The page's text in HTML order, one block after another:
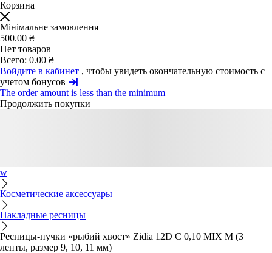
Корзина
Мінімальне замовлення
500.00 ₴
Нет товаров
Всего: 0.00 ₴
Войдите в кабинет , чтобы увидеть окончательную стоимость с
учетом бонусов
The order amount is less than the minimum
Продолжить покупки
w
Косметические аксессуары
Накладные ресницы
Ресницы-пучки «рыбий хвост» Zidia 12D C 0,10 MIX M (3
ленты, размер 9, 10, 11 мм)